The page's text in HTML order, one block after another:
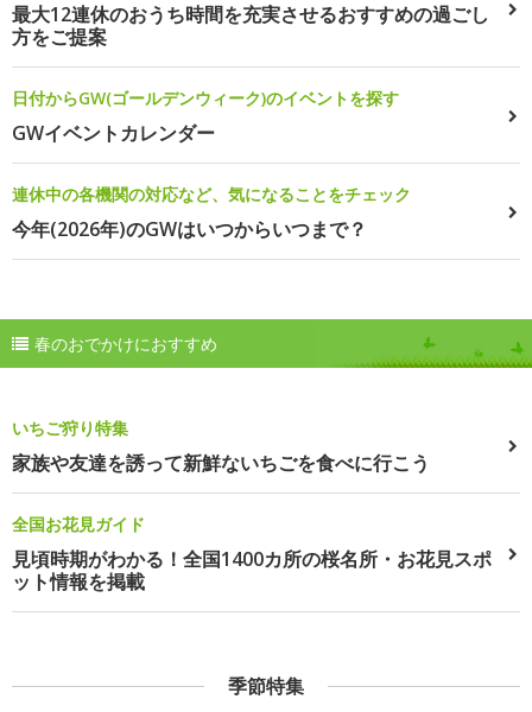
最大12連休のおうち時間を充実させるおすすめの過ごし
方をご提案
日付からGW(ゴールデンウィーク)のイベントを探す
GWイベントカレンダー
連休中の各機関の対応など、気になることをチェック
今年(2026年)のGWはいつからいつまで？
春のおでかけにおすすめ
いちご狩り特集
家族や友達を誘って新鮮ないちごを食べに行こう
全国お花見ガイド
見頃時期がわかる！全国1400カ所の桜名所・お花見スポ
ット情報を掲載
季節特集